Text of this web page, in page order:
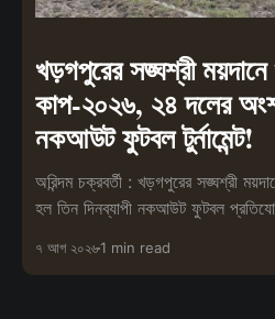
খড়গপুরের সঙ্ঘশ্রী
কাপ-২০২৬, ২৪ দলের
নকআউট ফুটবল টুর্নামেন্ট!
অরিন্দম চক্রবর্তী : খড়গপুরের সঙ্ঘশ্রী
হল তিন দিনব্যাপী নকআউট ফুটবল
৭ আগ ২০২৬1 min read